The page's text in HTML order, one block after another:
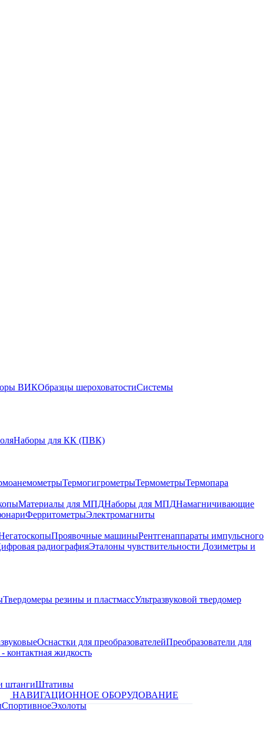
ВИКОбразцы шероховатостиСистемы
Наборы для КК (ПВК)
ТермогигрометрыТермометрыТермопара
Материалы для МПДНаборы для МПДНамагничивающие
ФерритометрыЭлектромагниты
Проявочные машиныРентгенаппараты импульсного
радиографияЭталоны чувствительности Дозиметры и
Твердомеры резины и пластмассУльтразвуковой твердомер
Оснастки для преобразователейПреобразователи для
контактная жидкость
штангиШтативы
НАВИГАЦИОННОЕ ОБОРУДОВАНИЕ
СпортивноеЭхолоты